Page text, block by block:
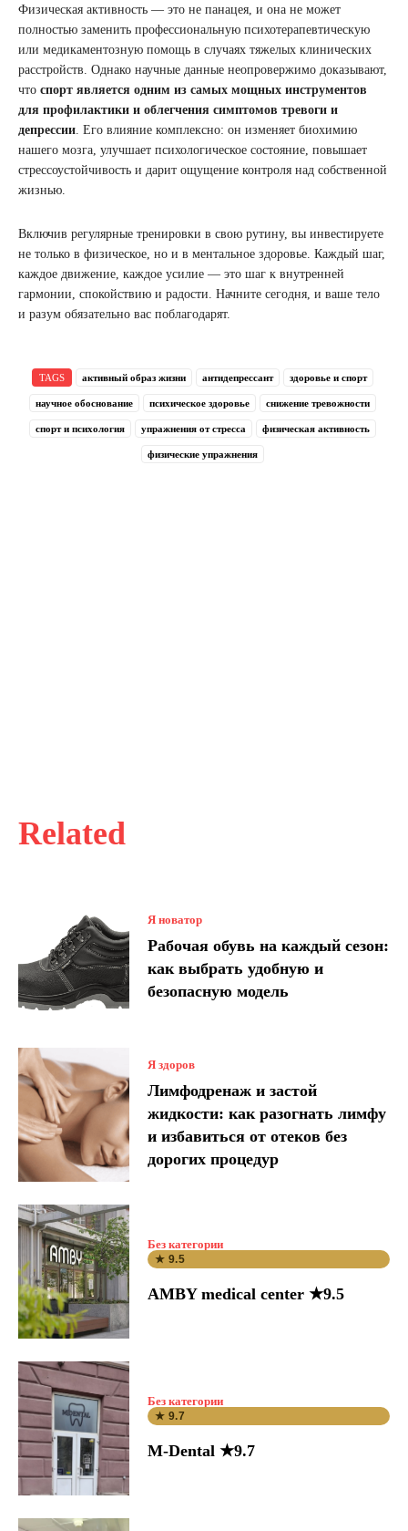
Related
Я новатор
Рабочая обувь на каждый сезон:
как выбрать удобную и
безопасную модель
Я здоров
Лимфодренаж и застой
жидкости: как разогнать лимфу
и избавиться от отеков без
дорогих процедур
Без категории
★ 9.5
AMBY medical center ★9.5
Без категории
★ 9.7
M-Dental ★9.7
Физическая активность — это не панацея, и она не может
полностью заменить профессиональную психотерапевтическую
или медикаментозную помощь в случаях тяжелых клинических
расстройств. Однако научные данные неопровержимо доказывают,
что спорт является одним из самых мощных инструментов
для профилактики и облегчения симптомов тревоги и
депрессии . Его влияние комплексно: он изменяет биохимию
нашего мозга, улучшает психологическое состояние, повышает
стрессоустойчивость и дарит ощущение контроля над собственной
жизнью.
Включив регулярные тренировки в свою рутину, вы инвестируете
не только в физическое, но и в ментальное здоровье. Каждый шаг,
каждое движение, каждое усилие — это шаг к внутренней
гармонии, спокойствию и радости. Начните сегодня, и ваше тело
и разум обязательно вас поблагодарят.
TAGS активный образ жизни антидепрессант здоровье и спорт
научное обоснование психическое здоровье снижение тревожности
спорт и психология упражнения от стресса физическая активность
физические упражнения